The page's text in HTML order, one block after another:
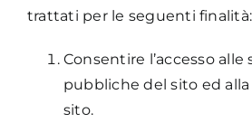
trattati per le seguenti finalità:
Consentire l’accesso alle
pubbliche del sito ed
sito.